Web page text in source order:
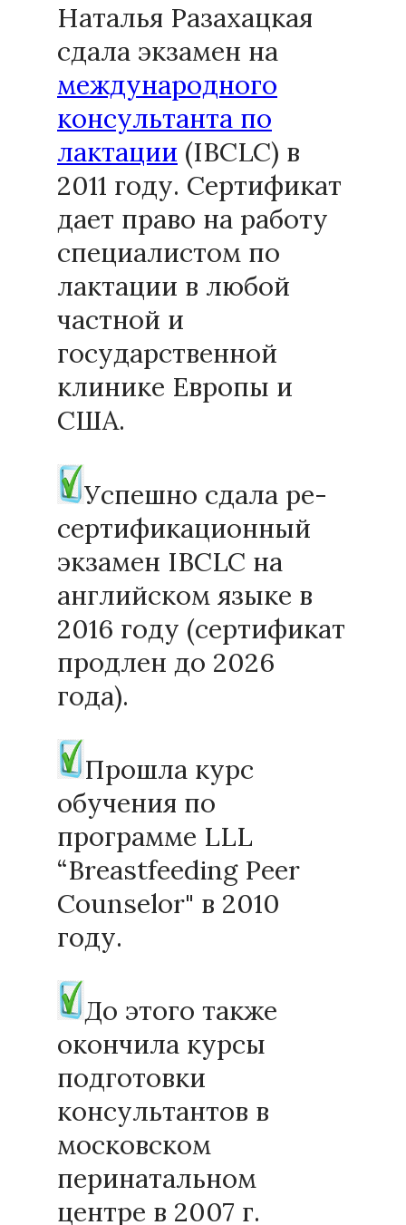
Наталья Разахацкая
сдала экзамен на
международного
консультанта по
лактации (IBCLC) в
2011 году. Сертификат
дает право на работу
специалистом по
лактации в любой
частной и
государственной
клинике Европы и
США.
Успешно сдала ре-
сертификационный
экзамен IBCLC на
английском языке в
2016 году (сертификат
продлен до 2026
года).
Прошла курс
обучения по
программе LLL
“Breastfeeding Peer
Counselor" в 2010
году.
До этого также
окончила курсы
подготовки
консультантов в
московском
перинатальном
центре в 2007 г.